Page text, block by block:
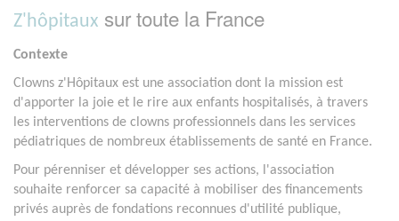
Z'hôpitaux sur toute la France
Contexte
Clowns z'Hôpitaux est une association dont la mission est
d'apporter la joie et le rire aux enfants hospitalisés, à travers
les interventions de clowns professionnels dans les services
pédiatriques de nombreux établissements de santé en France.
Pour pérenniser et développer ses actions, l'association
souhaite renforcer sa capacité à mobiliser des financements
privés auprès de fondations reconnues d'utilité publique,